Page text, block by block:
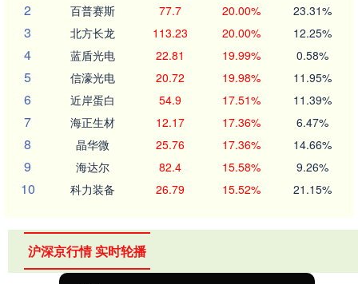
2 百普赛斯 77.7 20.00% 23.31%
3 北方长龙 113.23 20.00% 12.25%
4 蓝盾光电 22.81 19.99% 0.58%
5 信濠光电 20.72 19.98% 11.95%
6 近岸蛋白 54.9 17.51% 11.39%
7 海正生材 12.17 17.36% 6.47%
8 晶华微 25.76 17.36% 14.66%
9 海达尔 82.4 15.58% 9.26%
10 科力装备 26.79 15.52% 21.15%
沪深京行情 实时轮播